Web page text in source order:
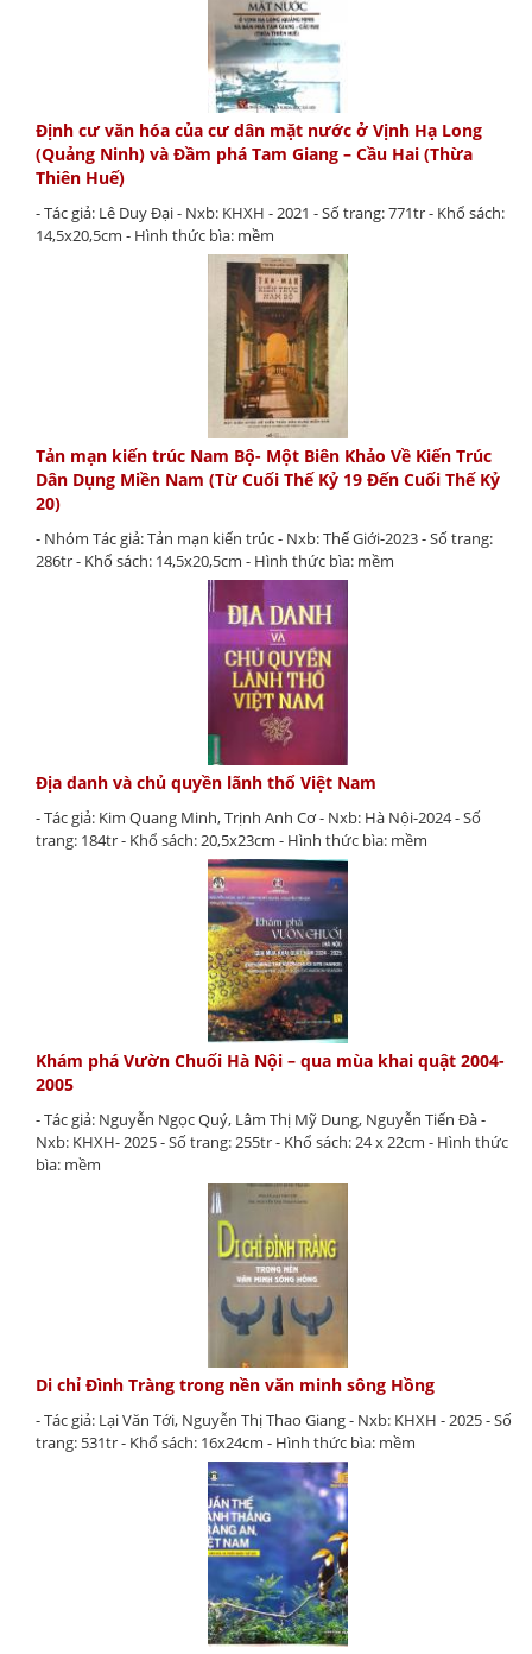
Định cư văn hóa của cư dân mặt nước ở Vịnh Hạ Long
(Quảng Ninh) và Đầm phá Tam Giang – Cầu Hai (Thừa
Thiên Huế)
- Tác giả: Lê Duy Đại - Nxb: KHXH - 2021 - Số trang: 771tr - Khổ sách:
14,5x20,5cm - Hình thức bìa: mềm
Tản mạn kiến trúc Nam Bộ- Một Biên Khảo Về Kiến Trúc
Dân Dụng Miền Nam (Từ Cuối Thế Kỷ 19 Đến Cuối Thế Kỷ
20)
- Nhóm Tác giả: Tản mạn kiến trúc - Nxb: Thế Giới-2023 - Số trang:
286tr - Khổ sách: 14,5x20,5cm - Hình thức bìa: mềm
Địa danh và chủ quyền lãnh thổ Việt Nam
- Tác giả: Kim Quang Minh, Trịnh Anh Cơ - Nxb: Hà Nội-2024 - Số
trang: 184tr - Khổ sách: 20,5x23cm - Hình thức bìa: mềm
Khám phá Vườn Chuối Hà Nội – qua mùa khai quật 2004-
2005
- Tác giả: Nguyễn Ngọc Quý, Lâm Thị Mỹ Dung, Nguyễn Tiến Đà -
Nxb: KHXH- 2025 - Số trang: 255tr - Khổ sách: 24 x 22cm - Hình thức
bìa: mềm
Di chỉ Đình Tràng trong nền văn minh sông Hồng
- Tác giả: Lại Văn Tới, Nguyễn Thị Thao Giang - Nxb: KHXH - 2025 - Số
trang: 531tr - Khổ sách: 16x24cm - Hình thức bìa: mềm